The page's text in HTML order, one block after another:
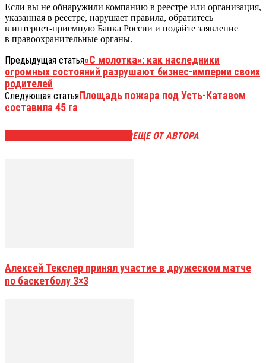
Если вы не обнаружили компанию в реестре или организация,
указанная в реестре, нарушает правила, обратитесь
в интернет-приемную Банка России и подайте заявление
в правоохранительные органы.
Предыдущая статья«С молотка»: как наследники
огромных состояний разрушают бизнес-империи своих
родителей
Следующая статьяПлощадь пожара под Усть-Катавом
составила 45 га
ЕЩЕ ОТ АВТОРА
Алексей Текслер принял участие в дружеском матче
по баскетболу 3×3